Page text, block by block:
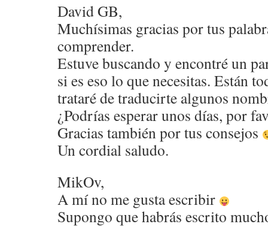
David GB,
Muchísimas gracias por tus
comprender.
Estuve buscando y encontré un
si es eso lo que necesitas. Están
trataré de traducirte algunos
¿Podrías esperar unos días, por
Gracias también por tus consejos
Un cordial saludo.
MikOv,
A mí no me gusta escribir
Supongo que habrás escrito